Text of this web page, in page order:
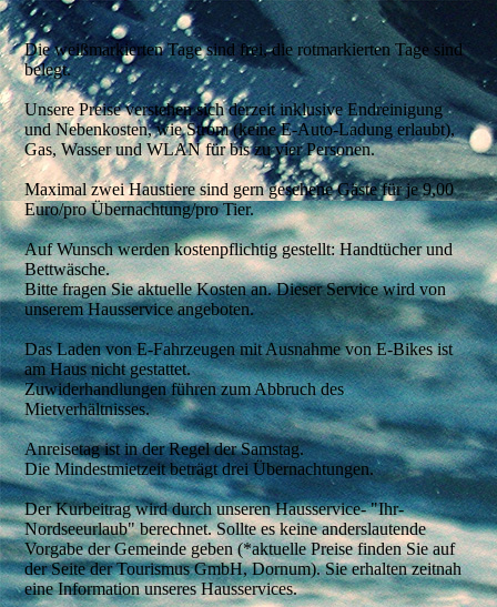
Die weißmarkierten Tage sind frei, die rotmarkierten Tage sind
belegt.
Unsere Preiseverstehen sich derzeit inklusive Endreinigung
und Nebenkosten, wie Strom (keine E-Auto-Ladung erlaubt),
Gas, Wasser und WLAN für bis zu vier Personen.
Maximal zwei Haustiere sind gern gesehene Gäste für je 9,00
Euro/pro Übernachtung/pro Tier.
Auf Wunsch werden kostenpflichtig gestellt:Handtücher und
Bettwäsche.
Bitte fragen Sie aktuelle Kosten an. Dieser Service wird von
unserem Hausservice angeboten.
Das Laden von E-Fahrzeugenmit Ausnahme von E-Bikes ist
am Haus nicht gestattet.
Zuwiderhandlungen führen zum Abbruch des
Mietverhältnisses.
Anreisetag ist in der Regel der Samstag.
Die Mindestmietzeit beträgt drei Übernachtungen.
Der Kurbeitragwird durch unseren Hausservice- "Ihr-
Nordseeurlaub" berechnet. Sollte es keine anderslautende
Vorgabe der Gemeinde geben (*aktuelle Preise finden Sie auf
der Seite der Tourismus GmbH, Dornum). Sie erhalten zeitnah
eine Information unseres Hausservices.